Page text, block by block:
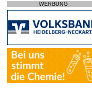
WERBUNG